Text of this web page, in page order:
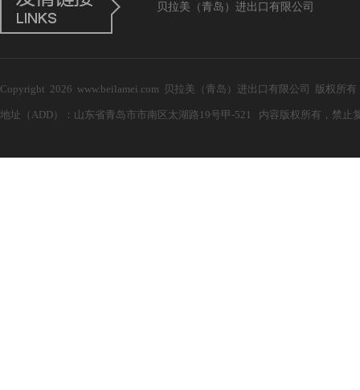
贝拉美（青岛）进出口有限公司
Copyright 2026 www.beilamei.com 贝拉美（青岛）进出口有限公司 版权所
地址（ADD）：山东省青岛市市南区太湖路19号甲-521 内容版权所有，禁